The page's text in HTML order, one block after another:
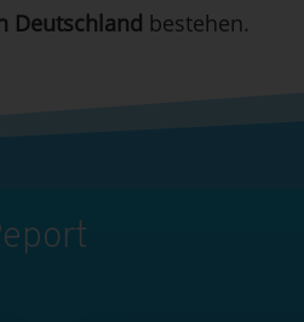
Deutschland bestehen.